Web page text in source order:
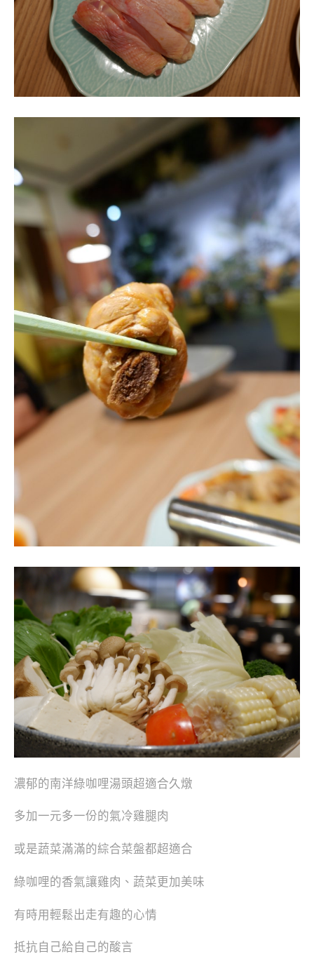
濃郁的南洋綠咖哩湯頭超適合久燉
多加一元多一份的氣冷雞腿肉
或是蔬菜滿滿的綜合菜盤都超適合
綠咖哩的香氣讓雞肉、蔬菜更加美味
有時用輕鬆出走有趣的心情
抵抗自己給自己的酸言